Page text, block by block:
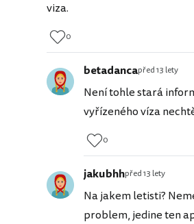
viza.
0
betadancapřed 13 lety
Není tohle stará
vyřízeného víza
0
jakubhhpřed 13 lety
Na jakem letisti?
problem, jedine ten